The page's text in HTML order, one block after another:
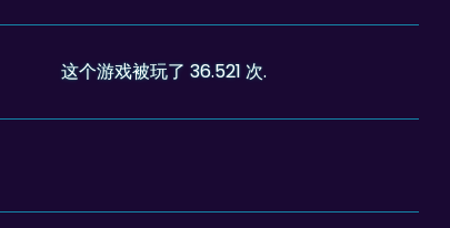
这个游戏被玩了 36.521 次.